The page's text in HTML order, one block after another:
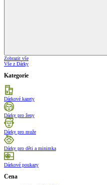
Zobrazit vše
Vše z Dárky
Kategorie
Dárkové kazety
Dárky pro ženy
Dárky pro muže
Dárky pro děti a minimka
Dárkové poukazy
Cena